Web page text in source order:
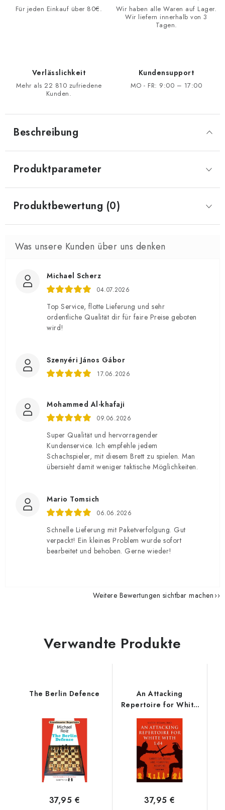
Für jeden Einkauf über 80€.
Wir haben alle Waren auf Lager.
Wir liefern innerhalb von 3
Tagen.
Verlässlichkeit
Mehr als 22 810 zufriedene
Kunden.
Kundensupport
MO - FR: 9:00 – 17:00
Beschreibung
Produktparameter
Produktbewertung (0)
Michael Scherz
04.07.2026
Top Service, flotte Lieferung und sehr
ordentliche Qualität dir für faire Preise geboten
wird!
Szenyéri János Gábor
17.06.2026
Mohammed Al-khafaji
09.06.2026
Super Qualität und hervorragender
Kundenservice. Ich empfehle jedem
Schachspieler, mit diesem Brett zu spielen. Man
übersieht damit weniger taktische Möglichkeiten.
Mario Tomsich
06.06.2026
Schnelle Lieferung mit Paketverfolgung. Gut
verpackt! Ein kleines Problem wurde sofort
bearbeitet und behoben. Gerne wieder!
Weitere Bewertungen sichtbar machen
Verwandte Produkte
The Berlin Defence
37,95 €
An Attacking
Repertoire for White
with 1.d4
37,95 €